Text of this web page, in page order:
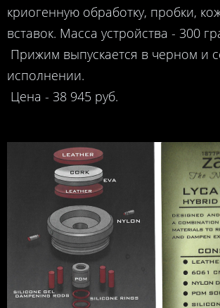
криогенную обработку, пробки,
вставок. Масса устройства - 300
Прижим выпускается в черном и
исполнении.
Цена - 38 945 руб.